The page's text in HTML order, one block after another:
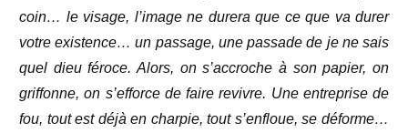
coin… le visage, l’image ne durera que ce que va durer
votre existence… un passage, une passade de je ne sais
quel dieu féroce. Alors, on s’accroche à son papier, on
griffonne, on s’efforce de faire revivre. Une entreprise de
fou, tout est déjà en charpie, tout s’enfloue, se déforme…